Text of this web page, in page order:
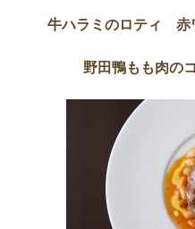
牛ハラミのロティ 赤
野田鴨もも肉の